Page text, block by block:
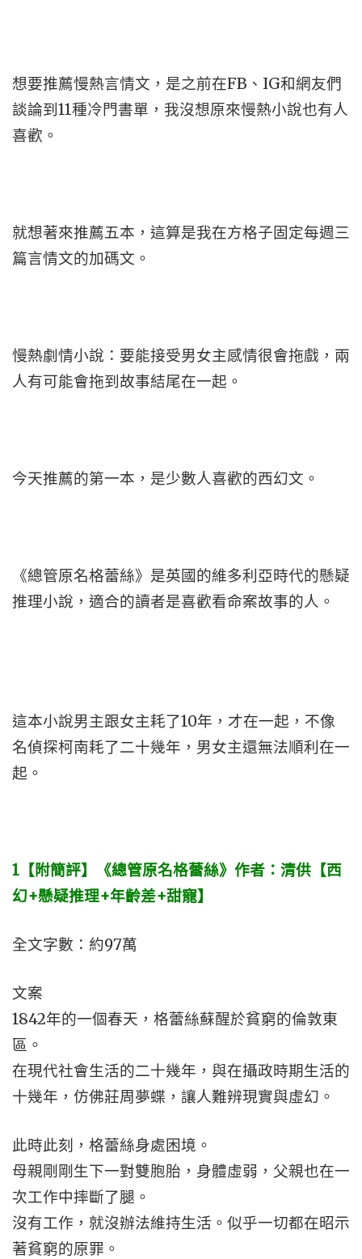
想要推薦慢熱言情文，是之前在FB、IG和網友們
談論到11種冷門書單，我沒想原來慢熱小說也有人
喜歡。
就想著來推薦五本，這算是我在方格子固定每週三
篇言情文的加碼文。
慢熱劇情小說：要能接受男女主感情很會拖戲，兩
人有可能會拖到故事結尾在一起。
今天推薦的第一本，是少數人喜歡的西幻文。
《總管原名格蕾絲》是英國的維多利亞時代的懸疑
推理小說，適合的讀者是喜歡看命案故事的人。
這本小說男主跟女主耗了10年，才在一起，不像
名偵探柯南耗了二十幾年，男女主還無法順利在一
起。
1【附簡評】《總管原名格蕾絲》作者：清供【西
幻+懸疑推理+年齡差+甜寵】
全文字數：約97萬
文案
1842年的一個春天，格蕾絲蘇醒於貧窮的倫敦東
區。
在現代社會生活的二十幾年，與在攝政時期生活的
十幾年，仿佛莊周夢蝶，讓人難辨現實與虛幻。
此時此刻，格蕾絲身處困境。
母親剛剛生下一對雙胞胎，身體虛弱，父親也在一
次工作中摔斷了腿。
沒有工作，就沒辦法維持生活。似乎一切都在昭示
著貧窮的原罪。